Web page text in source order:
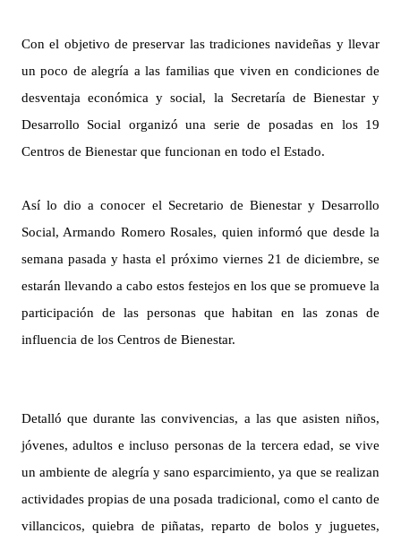
Con el objetivo de preservar las tradiciones navideñas y llevar
un poco de alegría a las familias que viven en condiciones de
desventaja económica y social, la Secretaría de Bienestar y
Desarrollo Social organizó una serie de posadas en los 19
Centros de Bienestar que funcionan en todo el Estado.
Así lo dio a conocer el Secretario de Bienestar y Desarrollo
Social, Armando Romero Rosales, quien informó que desde la
semana pasada y hasta el próximo viernes 21 de diciembre, se
estarán llevando a cabo estos festejos en los que se promueve la
participación de las personas que habitan en las zonas de
influencia de los Centros de Bienestar.
Detalló que durante las convivencias, a las que asisten niños,
jóvenes, adultos e incluso personas de la tercera edad, se vive
un ambiente de alegría y sano esparcimiento, ya que se realizan
actividades propias de una posada tradicional, como el canto de
villancicos, quiebra de piñatas, reparto de bolos y juguetes,